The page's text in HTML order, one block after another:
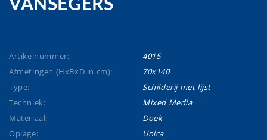
VANSEGERS
Artikelnummer:
4015
Afmetingen (HxBxD in cm):
70x140
Type:
Schilderij met lijst
Techniek:
Mixed Media
Materiaal:
Doek
Oplage:
Unica